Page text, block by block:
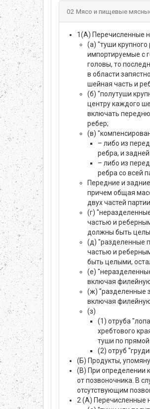
02 Мясо и пищевые
1(А) Перечисленные
(а) "туши
импортируемые с
головы, то
в области
шейная часть и
(б) "полутуши
центру каждого
включать
ребер;
(в)
– либо из
ребра, и
– либо из
ребра со всей
Передние и
причем общая
двух частей
(г)
частью и
должны быть
(д) "разделенные
частью и
быть целыми,
(е)
включая
(ж) "разделенные
включая
(з)
(1) отруба
хребтового
туши по
(2) отруб
(Б) Продукты,
(В) При определении
от позвоночника. В
отсутствующим
2 (А) Перечисленные